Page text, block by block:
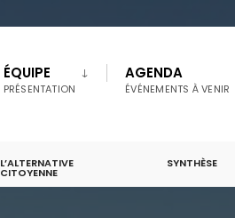
ÉQUIPE
PRÉSENTATION
AGENDA
ÉVÉNEMENTS À VENIR
L’ALTERNATIVE
CITOYENNE
SYNTHÈSE